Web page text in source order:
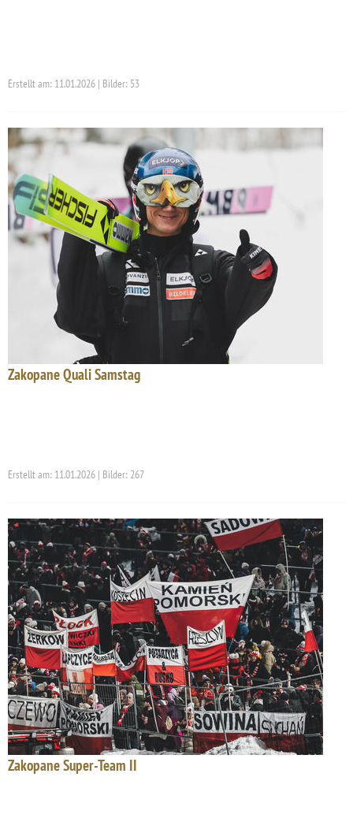
Erstellt am: 11.01.2026 | Bilder: 53
Zakopane Quali Samstag
Erstellt am: 11.01.2026 | Bilder: 267
Zakopane Super-Team II